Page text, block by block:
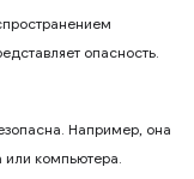
опасность.
Например, она
или компьютера.